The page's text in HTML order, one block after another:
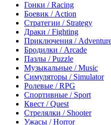
Гонки / Racing
Боевик / Action
Стратегии / Strategy
Драки / Fighting
Приключения /
Бродилки / Arcade
Пазлы / Puzzle
Музыкальные / Music
Симуляторы / Simulator
Ролевые / RPG
Спортивные / Sport
Квест / Quest
Стрелялки / Shooter
Ужасы / Horror